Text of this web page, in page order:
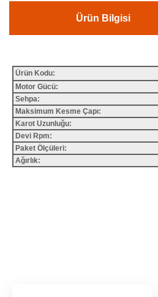
Ürün Bilgisi
Ürün Kodu:
Motor Gücü:
Sehpa:
Maksimum Kesme Çapı:
Karot Uzunluğu:
Devi Rpm:
Paket Ölçüleri:
Ağırlık: